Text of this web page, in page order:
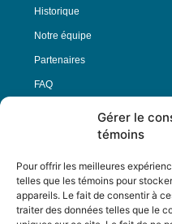
Gérer le
témoins
Pour offrir les meilleures
telles que les témoins pour
appareils. Le fait de consentir à
traiter des données telles que le
Historique
Notre équipe
Partenaires
FAQ
Nous Suivre